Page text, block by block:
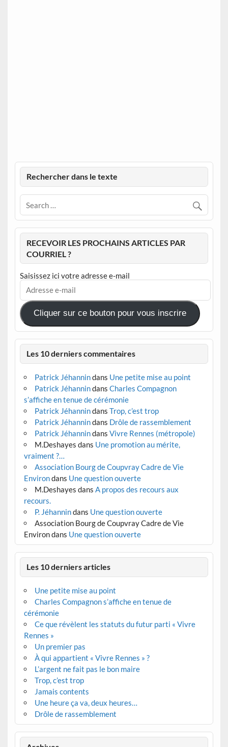
Rechercher dans le texte
RECEVOIR LES PROCHAINS ARTICLES PAR
COURRIEL ?
Saisissez ici votre adresse e-mail
Adresse
mail
Cliquer sur ce bouton pour vous inscrire
Les 10 derniers commentaires
Patrick Jéhannindans Une petite mise au point
Patrick Jéhannindans Charles Compagnon
s’affiche en tenue de cérémonie
Patrick Jéhannindans Trop, c’est trop
Patrick Jéhannindans Drôle de rassemblement
Patrick Jéhannindans Vivre Rennes (métropole)
M.Deshayes dans Une promotion au mérite,
vraiment ?…
Association Bourg de Coupvray Cadre de Vie
Environdans Une question ouverte
M.Deshayes dans A propos des recours aux
recours.
P. Jéhannindans Une question ouverte
Association Bourg de Coupvray Cadre de Vie
Environdans Une question ouverte
Les 10 derniers articles
Une petite mise au point
Charles Compagnon s’affiche en tenue de
cérémonie
Ce que révèlent les statuts du futur parti « Vivre
Rennes »
Un premier pas
À qui appartient « Vivre Rennes » ?
L’argent ne fait pas le bon maire
Trop, c’est trop
Jamais contents
Une heure ça va, deux heures…
Drôle de rassemblement